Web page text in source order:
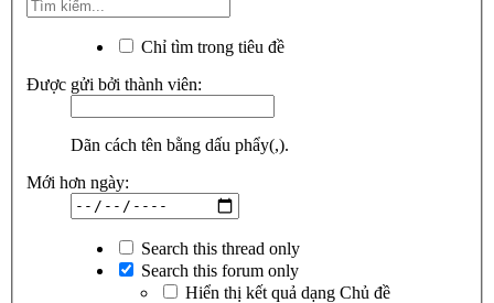
Chỉ tìm trong tiêu đề
Được gửi bởi thành viên:
Dãn cách tên bằng dấu phẩy(,).
Mới hơn ngày:
Search this thread only
Search this forum only
Hiển thị kết quả dạng Chủ đề